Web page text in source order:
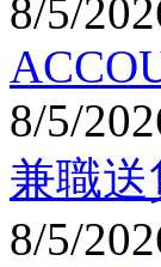
8/5/
8/5/
兼職送
8/5/